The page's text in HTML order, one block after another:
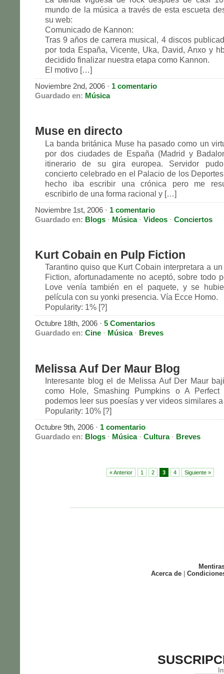
mundo de la música a través de esta escueta
su web:
Comunicado de Kannon:
Tras 9 años de carrera musical, 4 discos
por toda España, Vicente, Uka, David, Anxo y
decidido finalizar nuestra etapa como Kannon.
El motivo […]
Noviembre 2nd, 2006 · 1 comentario
Guardado en: Música
Muse en directo
La banda británica Muse ha pasado como un
por dos ciudades de España (Madrid y
itinerario de su gira europea. Servidor
concierto celebrado en el Palacio de los
hecho iba escribir una crónica pero me
escribirlo de una forma racional y […]
Noviembre 1st, 2006 · 1 comentario
Guardado en: Blogs · Música· Videos · Conciertos
Kurt Cobain en Pulp Fiction
Tarantino quiso que Kurt Cobain interpretara a
Fiction, afortunadamente no aceptó, sobre todo
Love venía también en el paquete, y se
película con su yonki presencia. Vía Ecce Homo.
Popularity: 1% [?]
Octubre 18th, 2006 · 5 Comentarios
Guardado en: Cine · Música· Breves
Melissa Auf Der Maur Blog
Interesante blog el de Melissa Auf Der Maur
como Hole, Smashing Pumpkins o A Perfect
podemos leer sus poesías y ver videos similares
Popularity: 10% [?]
Octubre 9th, 2006 · 1 comentario
Guardado en: Blogs · Música· Cultura· Breves
« Anterior 1 2 3 4 Siguiente »
Acerca de